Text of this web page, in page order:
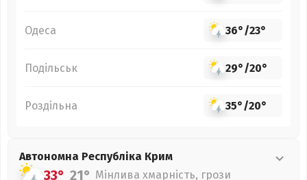
Одеса 36°/23°
Подільськ 29°/20°
Роздільна 35°/20°
Автономна Республіка Крим
33° 21° Мінлива хмарність, грози